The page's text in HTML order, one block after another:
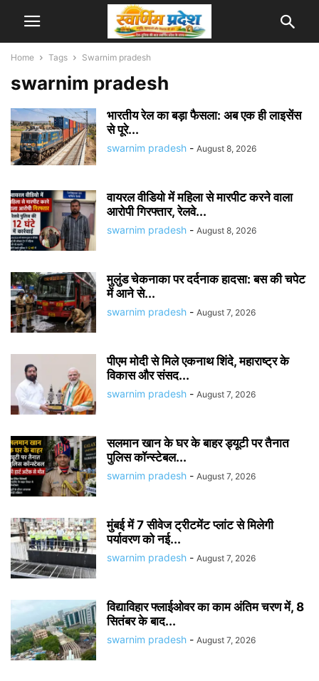
Home Tags Swarnim pradesh
swarnim pradesh
भारतीय रेल का बड़ा फैसला: अब एक ही लाइसेंस
से पूरे...
swarnim pradesh - August 8, 2026
वायरल वीडियो में महिला से मारपीट करने वाला
आरोपी गिरफ्तार, रेलवे...
swarnim pradesh - August 8, 2026
मुलुंड चेकनाका पर दर्दनाक हादसा: बस की चपेट
में आने से...
swarnim pradesh - August 7, 2026
पीएम मोदी से मिले एकनाथ शिंदे, महाराष्ट्र के
विकास और संसद...
swarnim pradesh - August 7, 2026
सलमान खान के घर के बाहर ड्यूटी पर तैनात
पुलिस कॉन्स्टेबल...
swarnim pradesh - August 7, 2026
मुंबई में 7 सीवेज ट्रीटमेंट प्लांट से मिलेगी
पर्यावरण को नई...
swarnim pradesh - August 7, 2026
विद्याविहार फ्लाईओवर का काम अंतिम चरण में, 8
सितंबर के बाद...
swarnim pradesh - August 7, 2026